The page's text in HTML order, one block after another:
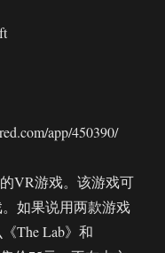
app/450390/
VR游戏。该游戏可
如果说用两款游戏
The Lab》和